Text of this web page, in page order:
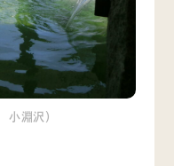
小淵沢）